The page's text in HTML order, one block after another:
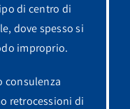
di centro di
dove spesso si
improprio.
consulenza
retrocessioni di